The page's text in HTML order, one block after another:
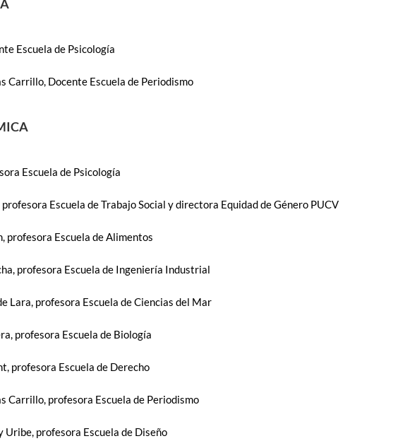
Escuela de Psicología
Carrillo, Docente Escuela de Periodismo
Escuela de Psicología
Escuela de Trabajo Social y directora Equidad de Género PUCV
profesora Escuela de Alimentos
profesora Escuela de Ingeniería Industrial
Lara, profesora Escuela de Ciencias del Mar
profesora Escuela de Biología
profesora Escuela de Derecho
Carrillo, profesora Escuela de Periodismo
profesora Escuela de Diseño